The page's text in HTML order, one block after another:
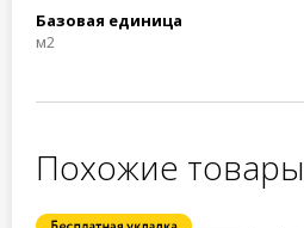
Базовая единица
м2
Похожие товары